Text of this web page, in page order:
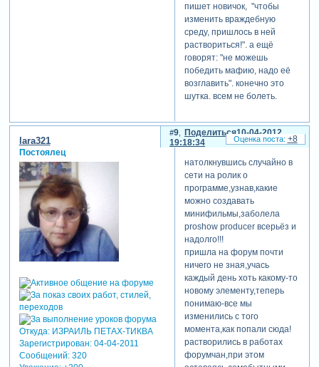
пишет новичок, "чтобы
изменить враждебную
среду, пришлось в ней
раствориться!". а ещё
говорят: "не можешь
победить мафию, надо её
возглавить". конечно это
шутка. всем не болеть.
Поделиться
9
10-04-2012
19:18:34
lara321
Постоялец
Откуда:ИЗРАИЛЬ ПЕТАХ-ТИКВА
Зарегистрирован: 04-04-2011
Сообщений:320
натолкнувшись случайно в
сети на ролик о
программе,узнав,какие
можно создавать
минифильмы,заболела
proshow producer всерьёз и
надолго!!!
пришла на форум почти
ничего не зная,учась
каждый день хоть какому-то
новому элементу,теперь
понимаю-все мы
изменились с того
момента,как попали сюда!
растворились в работах
форумчан,при этом
+8